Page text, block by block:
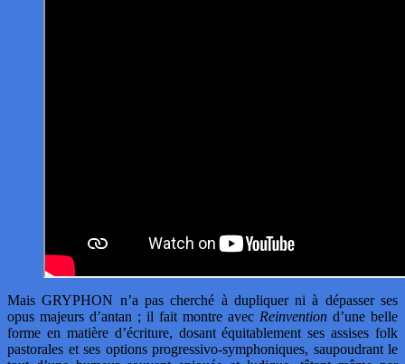
Mais GRYPHON n’a pas cherché à dupliquer ni à dépasser ses
opus majeurs d’antan ; il fait montre avec Reinvention d’une belle
forme en matière d’écriture, dosant équitablement ses assises folk
pastorales et ses options progressivo-symphoniques, saupoudrant le